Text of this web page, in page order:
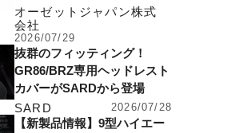
オーゼットジャパン株式
会社
2026/07/29
抜群のフィッティング！
GR86/BRZ専用ヘッドレスト
カバーがSARDから登場
SARD
2026/07/28
【新製品情報】9型ハイエー